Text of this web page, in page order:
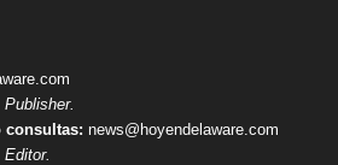
consultas: news@hoyendelaware.com